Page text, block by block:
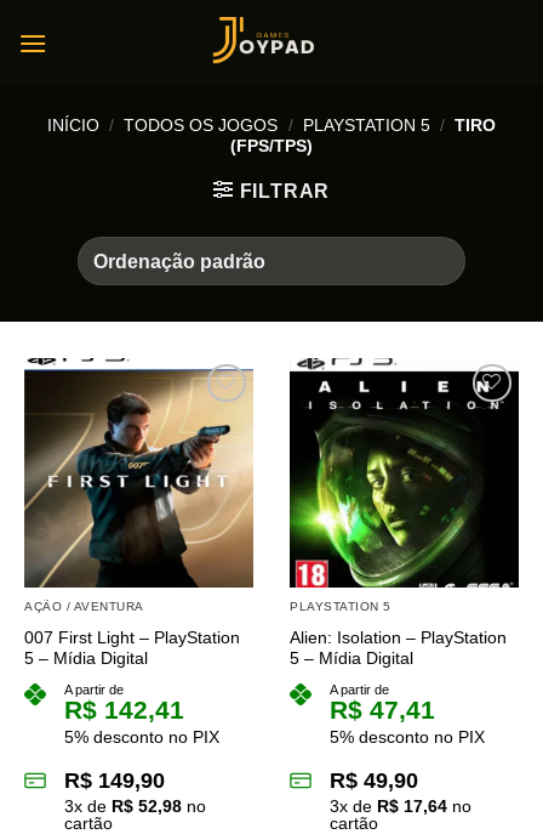
INÍCIO / TODOS OS JOGOS / PLAYSTATION 5 / TIRO
(FPS/TPS)
FILTRAR
AÇÃO / AVENTURA
007 First Light – PlayStation
5 – Mídia Digital
A partir de
R$ 142,41
5% desconto no PIX
R$ 149,90
3x de R$ 52,98 no
cartão
PLAYSTATION 5
Alien: Isolation – PlayStation
5 – Mídia Digital
A partir de
R$ 47,41
5% desconto no PIX
R$ 49,90
3x de R$ 17,64 no
cartão